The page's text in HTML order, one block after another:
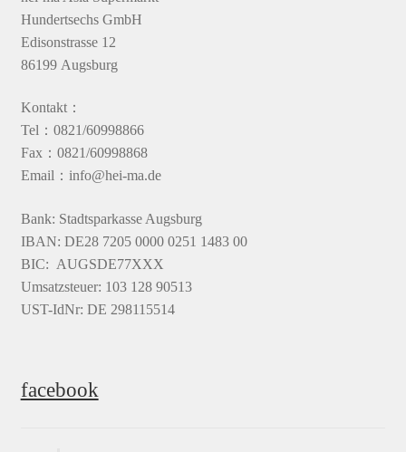
Hundertsechs GmbH
Edisonstrasse 12
86199 Augsburg
Kontakt：
Tel：0821/60998866
Fax：0821/60998868
Email：info@hei-ma.de
Bank: Stadtsparkasse Augsburg
IBAN: DE28 7205 0000 0251 1483 00
BIC: AUGSDE77XXX
Umsatzsteuer: 103 128 90513
UST-IdNr: DE 298115514
facebook